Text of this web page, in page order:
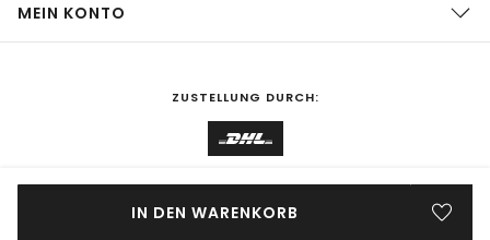
IN DEN WARENKORB
MEIN KONTO
ZUSTELLUNG DURCH: